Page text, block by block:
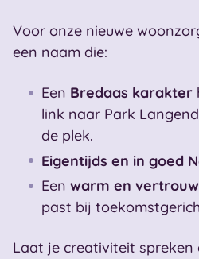
Voor onze nieuwe
een naam die:
Een Bredaas karakter
link naar Park
de plek.
Eigentijds en in goed
Een warm en
past bij
Laat je creativiteit spreken